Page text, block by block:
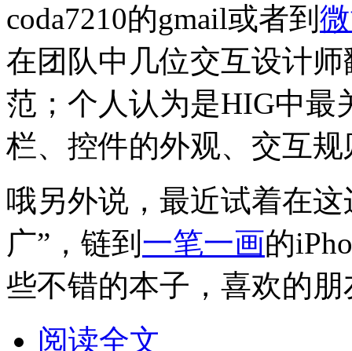
coda7210的gmail或者到
在团队中几位交互设计
范；个人认为是HIG中最
栏、控件的外观、交互
哦另外说，最近试着在
广”，链到一笔一画的
些不错的本子，喜欢的
阅读全文